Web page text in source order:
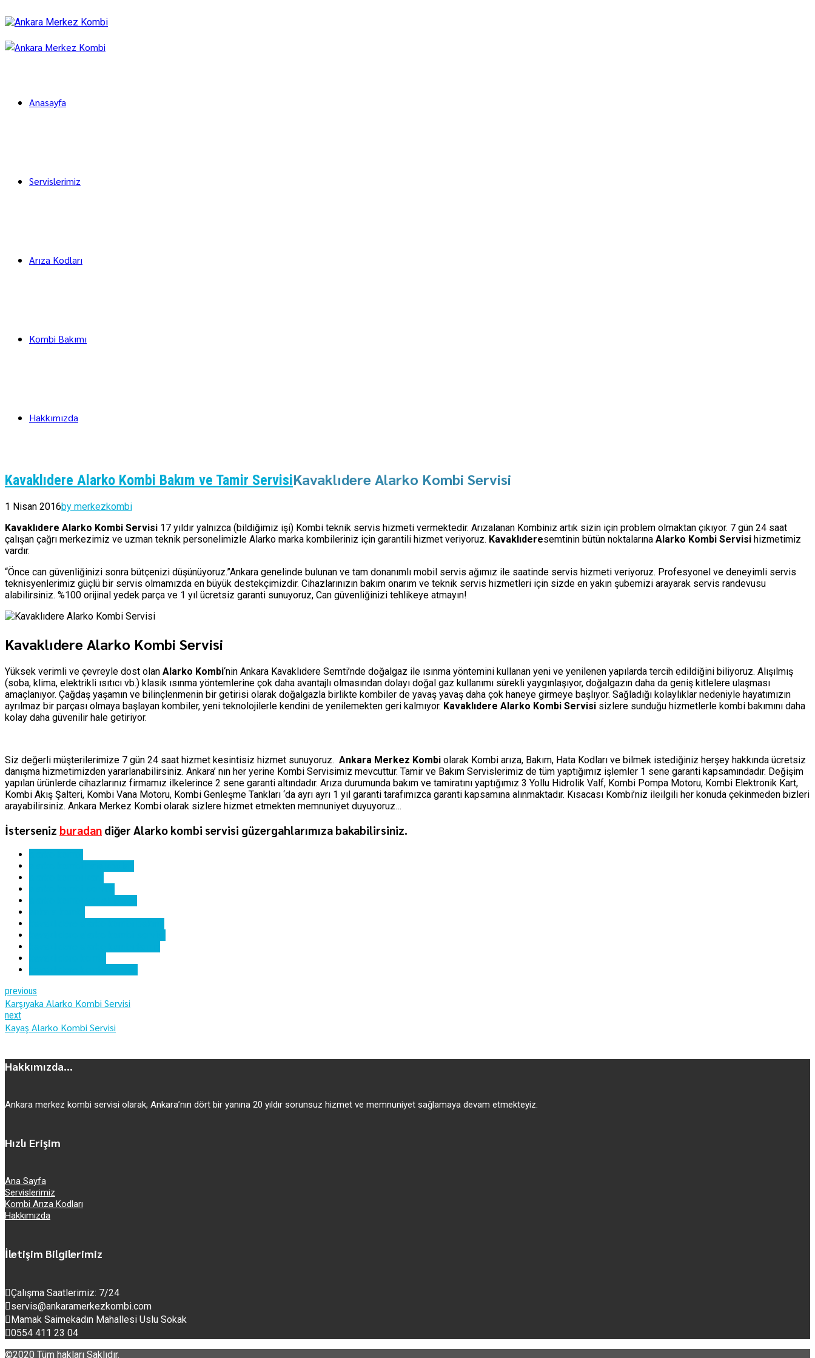
Anasayfa
Servislerimiz
Arıza Kodları
Kombi Bakımı
Hakkımızda
Kavaklıdere Alarko Kombi Bakım ve Tamir ServisiKavaklıdere Alarko Kombi Servisi
1 Nisan 2016by merkezkombi
Kavaklıdere Alarko Kombi Servisi 17 yıldır yalnızca (bildiğimiz işi) Kombi teknik servis hizmeti vermektedir. Arızalanan Kombiniz artık sizin için problem olmaktan çıkıyor. 7 gün 24 saat
çalışan çağrı merkezimiz ve uzman teknik personelimizle Alarko marka kombileriniz için garantili hizmet veriyoruz. Kavaklıderesemtinin bütün noktalarına Alarko Kombi Servisi hizmetimiz
vardır.
“Önce can güvenliğinizi sonra bütçenizi düşünüyoruz.”Ankara genelinde bulunan ve tam donanımlı mobil servis ağımız ile saatinde servis hizmeti veriyoruz. Profesyonel ve deneyimli servis
teknisyenlerimiz güçlü bir servis olmamızda en büyük destekçimizdir. Cihazlarınızın bakım onarım ve teknik servis hizmetleri için sizde en yakın şubemizi arayarak servis randevusu
alabilirsiniz. %100 orijinal yedek parça ve 1 yıl ücretsiz garanti sunuyoruz, Can güvenliğinizi tehlikeye atmayın!
Kavaklıdere Alarko Kombi Servisi
Yüksek verimli ve çevreyle dost olan Alarko Kombi‘nin Ankara Kavaklıdere Semti’nde doğalgaz ile ısınma yöntemini kullanan yeni ve yenilenen yapılarda tercih edildiğini biliyoruz. Alışılmış
(soba, klima, elektrikli ısıtıcı vb.) klasik ısınma yöntemlerine çok daha avantajlı olmasından dolayı doğal gaz kullanımı sürekli yaygınlaşıyor, doğalgazın daha da geniş kitlelere ulaşması
amaçlanıyor. Çağdaş yaşamın ve bilinçlenmenin bir getirisi olarak doğalgazla birlikte kombiler de yavaş yavaş daha çok haneye girmeye başlıyor. Sağladığı kolaylıklar nedeniyle hayatımızın
ayrılmaz bir parçası olmaya başlayan kombiler, yeni teknolojilerle kendini de yenilemekten geri kalmıyor. Kavaklıdere Alarko Kombi Servisi sizlere sunduğu hizmetlerle kombi bakımını daha
kolay daha güvenilir hale getiriyor.
Siz değerli müşterilerimize 7 gün 24 saat hizmet kesintisiz hizmet sunuyoruz. Ankara Merkez Kombi olarak Kombi arıza, Bakım, Hata Kodları ve bilmek istediğiniz herşey hakkında ücretsiz
danışma hizmetimizden yararlanabilirsiniz. Ankara’ nın her yerine Kombi Servisimiz mevcuttur. Tamir ve Bakım Servislerimiz de tüm yaptığımız işlemler 1 sene garanti kapsamındadır. Değişim
yapılan ürünlerde cihazlarınız firmamız ilkelerince 2 sene garanti altındadır. Arıza durumunda bakım ve tamiratını yaptığımız 3 Yollu Hidrolik Valf, Kombi Pompa Motoru, Kombi Elektronik Kart,
Kombi Akış Şalteri, Kombi Vana Motoru, Kombi Genleşme Tankları ‘da ayrı ayrı 1 yıl garanti tarafımızca garanti kapsamına alınmaktadır. Kısacası Kombi’niz ileilgili her konuda çekinmeden bizleri
arayabilirsiniz. Ankara Merkez Kombi olarak sizlere hizmet etmekten memnuniyet duyuyoruz…
İsterseniz buradan diğer Alarko kombi servisi güzergahlarımıza bakabilirsiniz.
previous
Karşıyaka Alarko Kombi Servisi
next
Kayaş Alarko Kombi Servisi
Hakkımızda...
Ankara merkez kombi servisi olarak, Ankara’nın dört bir yanına 20 yıldır sorunsuz hizmet ve memnuniyet sağlamaya devam etmekteyiz.
Hızlı Erişim
Ana Sayfa
Servislerimiz
Kombi Arıza Kodları
Hakkımızda
İletişim Bilgilerimiz
Çalışma Saatlerimiz: 7/24
servis@ankaramerkezkombi.com
Mamak Saimekadın Mahallesi Uslu Sokak
0554 411 23 04
©2020 Tüm hakları Saklıdır.